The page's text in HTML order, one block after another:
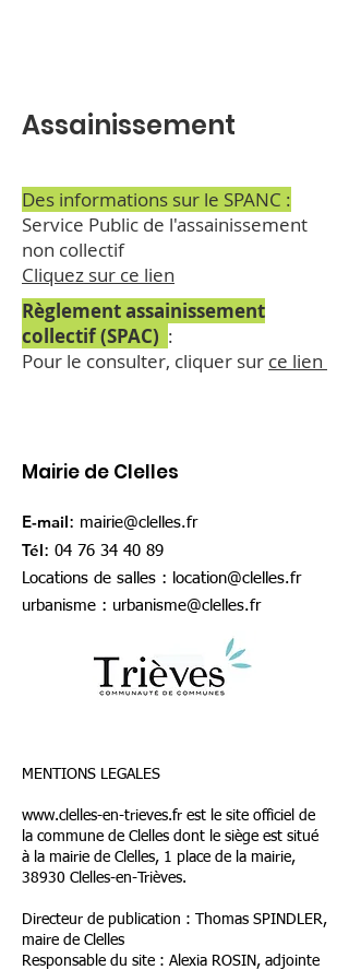
Assainissement
Des informations sur le SPANC :
Service Public de l'assainissement
non collectif
Cliquez sur ce lien
Règlement assainissement
collectif (SPAC) :
Pour le consulter, cliquer sur ce lien
Mairie de Clelles
E-mail: mairie@clelles.fr
Tél: 04 76 34 40 89
Locations de salles : location@clelles.fr
urbanisme : urbanisme@clelles.fr
MENTIONS LEGALES
www.clelles-en-trieves.fr est le site officiel de
la commune de Clelles dont le siège est situé
à la mairie de Clelles, 1 place de la mairie,
38930 Clelles-en-Trièves.
Directeur de publication : Thomas SPINDLER,
maire de Clelles
Responsable du site : Alexia ROSIN, adjointe